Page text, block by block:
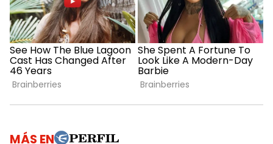
MÁS EN